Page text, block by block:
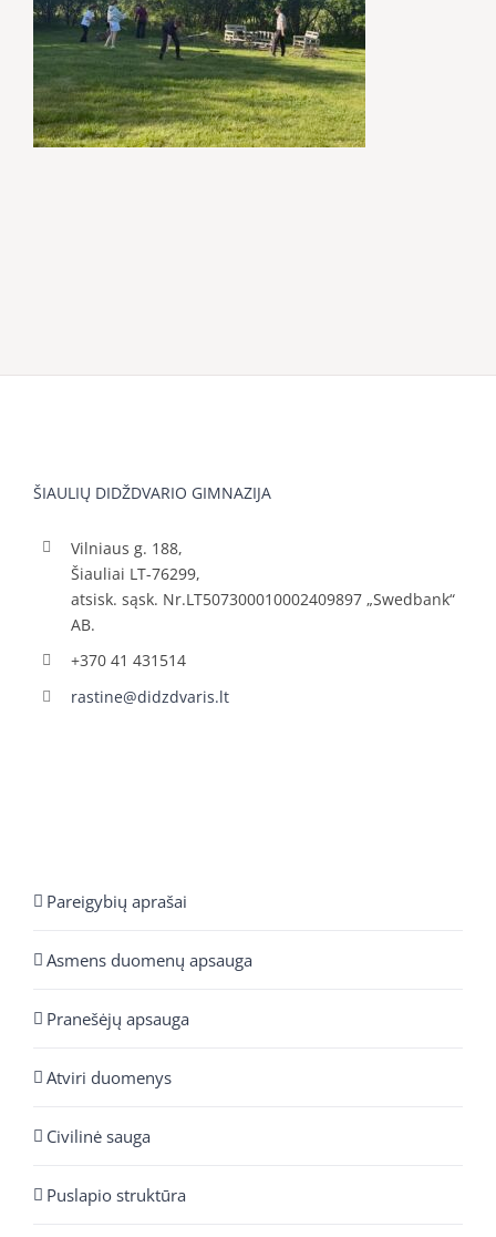
ŠIAULIŲ DIDŽDVARIO GIMNAZIJA
Vilniaus g. 188,
Šiauliai LT-76299,
atsisk. sąsk. Nr.LT507300010002409897 „Swedbank“
AB.
+370 41 431514
rastine@didzdvaris.lt
Pareigybių aprašai
Asmens duomenų apsauga
Pranešėjų apsauga
Atviri duomenys
Civilinė sauga
Puslapio struktūra